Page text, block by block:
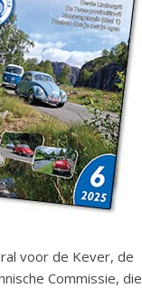
voor de Kever, de
Commissie, die